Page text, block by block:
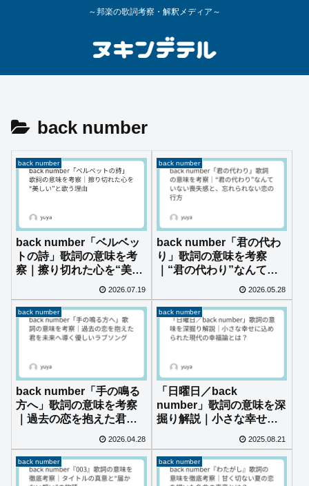
～邦楽の歌詞考察・解釈メディア～
back number
back number
back number「ベルベッ
トの詩」歌詞の意味を考
察｜擦り切れた心を“美し
2026.07.19
back number
back number「君の代わ
り」歌詞の意味を考察
｜“君の代わり”なんてい
ない喪失感と、忘れられ
ない恋の行方
2026.05.28
back number
back number「手の鳴る
方へ」歌詞の意味を考察
｜過去の恋を抱えた君を
ング
2026.04.28
back number
「日曜日／back
number」歌詞の意味を深
掘り解説｜小さな幸せに
とは？
2025.08.21
back number back number